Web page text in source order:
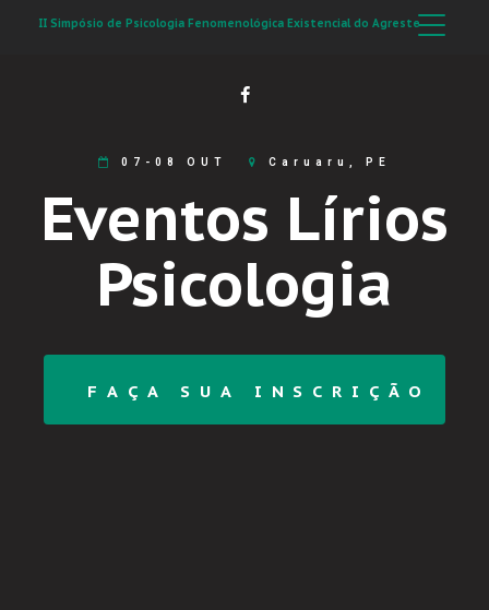
07-08 OUT Caruaru, PE
Eventos Lírios
Psicologia
FAÇA SUA INSCRIÇÃO
II Simpósio de Psicologia Fenomenológica Existencial do Agreste